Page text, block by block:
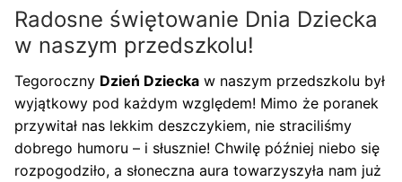
Radosne świętowanie Dnia Dziecka
w naszym przedszkolu!
Tegoroczny Dzień Dziecka w naszym przedszkolu był
wyjątkowy pod każdym względem! Mimo że poranek
przywitał nas lekkim deszczykiem, nie straciliśmy
dobrego humoru – i słusznie! Chwilę później niebo się
rozpogodziło, a słoneczna aura towarzyszyła nam już